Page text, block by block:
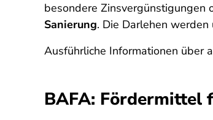
besondere Zinsvergünstigungen
Sanierung. Die Darlehen
Ausführliche Informationen über
BAFA: Fördermittel